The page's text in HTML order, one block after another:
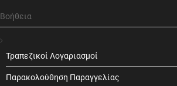
Βοήθεια
Τραπεζικοί Λογαριασμοί
Παρακολούθηση Παραγγελίας